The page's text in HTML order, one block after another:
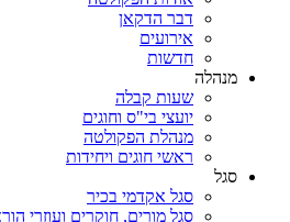
דבר הדקאן
אירועים
חדשות
מנהלה
שעות קבלה
יועצי בי"ס וחוגים
מנהלת הפקולטה
ראשי חוגים ויחידות
סגל
סגל אקדמי בכיר
סגל מורים, חוקרים ועוזרי